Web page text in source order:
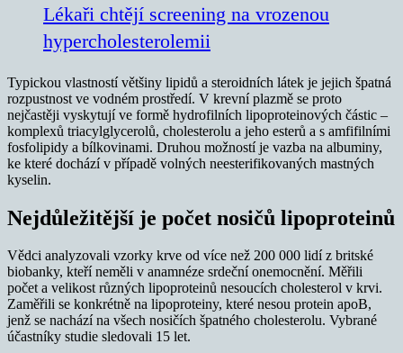
Lékaři chtějí screening na vrozenou
hypercholesterolemii
Typickou vlastností většiny lipidů a steroidních látek je jejich špatná
rozpustnost ve vodném prostředí. V krevní plazmě se proto
nejčastěji vyskytují ve formě hydrofilních lipoproteinových částic –
komplexů triacylglycerolů, cholesterolu a jeho esterů a s amfifilními
fosfolipidy a bílkovinami. Druhou možností je vazba na albuminy,
ke které dochází v případě volných neesterifikovaných mastných
kyselin.
Nejdůležitější je počet nosičů lipoproteinů
Vědci analyzovali vzorky krve od více než 200 000 lidí z britské
biobanky, kteří neměli v anamnéze srdeční onemocnění. Měřili
počet a velikost různých lipoproteinů nesoucích cholesterol v krvi.
Zaměřili se konkrétně na lipoproteiny, které nesou protein apoB,
jenž se nachází na všech nosičích špatného cholesterolu. Vybrané
účastníky studie sledovali 15 let.